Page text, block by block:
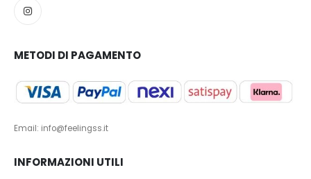
METODI DI PAGAMENTO
Email: info@feelingss.it
INFORMAZIONI UTILI